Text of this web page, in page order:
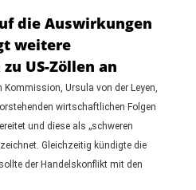
die Auswirkungen
weitere
US-Zöllen an
Kommission, Ursula von der Leyen,
wirtschaftlichen Folgen
und diese als „schweren
Gleichzeitig kündigte die
der Handelskonflikt mit den